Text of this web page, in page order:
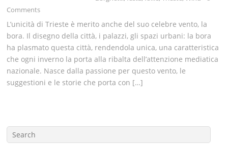
Comments
L’unicità di Trieste è merito anche del suo celebre vento, la
bora. Il disegno della città, i palazzi, gli spazi urbani: la bora
ha plasmato questa città, rendendola unica, una caratteristica
che ogni inverno la porta alla ribalta dell’attenzione mediatica
nazionale. Nasce dalla passione per questo vento, le
suggestioni e le storie che porta con […]